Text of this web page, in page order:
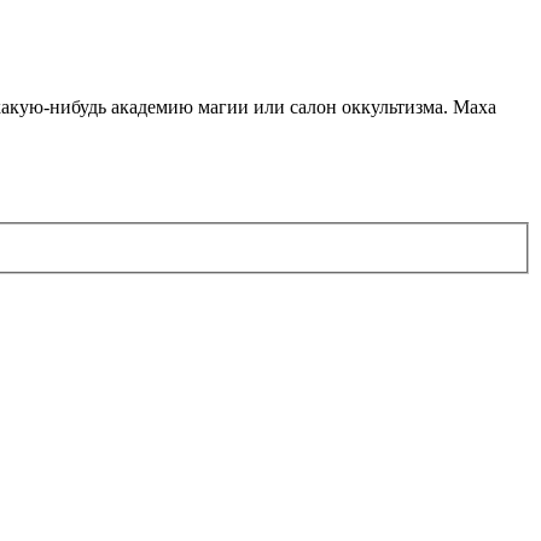
нибудь академию магии или салон оккультизма. Маха